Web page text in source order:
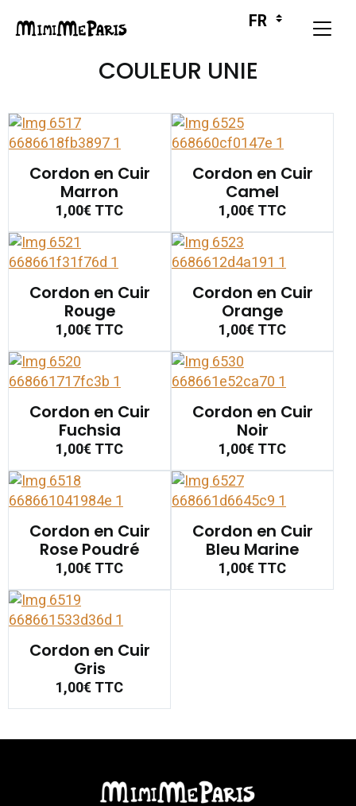
COULEUR UNIE
Cordon en Cuir
Marron
1,00€TTC
Cordon en Cuir
Camel
1,00€TTC
Cordon en Cuir
Rouge
1,00€TTC
Cordon en Cuir
Orange
1,00€TTC
Cordon en Cuir
Fuchsia
1,00€TTC
Cordon en Cuir
Noir
1,00€TTC
Cordon en Cuir
Rose Poudré
1,00€TTC
Cordon en Cuir
Bleu Marine
1,00€TTC
Cordon en Cuir
Gris
1,00€TTC